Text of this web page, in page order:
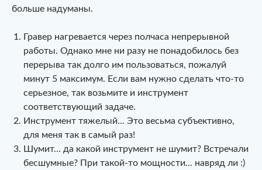
больше надуманы.
Гравер нагревается через полчаса непрерывной
работы. Однако мне ни разу не понадобилось без
перерыва так долго им пользоваться, пожалуй
минут 5 максимум. Если вам нужно сделать что-то
серьезное, так возьмите и инструмент
соответствующий задаче.
Инструмент тяжелый... Это весьма субъективно,
для меня так в самый раз!
Шумит... да какой инструмент не шумит? Встречали
бесшумные? При такой-то мощности... навряд ли :)